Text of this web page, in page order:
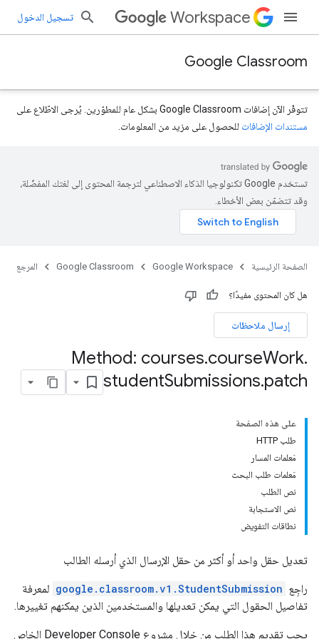
Workspace تسجيل الدخول
Google Classroom
تتوفّر الآن إضافات Google Classroom بشكل عام للمطوّرين. يُرجى الاطّلاع على
مستندات الإضافات للحصول على مزيد من المعلومات.
تستخدم Google تكنولوجيا الذكاء الاصطناعي لترجمة المحتوى إلى لغتك المفضّلة،
وقد تتضمّن بعض الأخطاء.
الصفحة الرئيسية Google Workspace
Google Classroom المرجع
هل كان المحتوى مفيدًا؟
إرسال ملاحظات
Method: courses.courseWork.
studentSubmissions.patch
على هذه الصفحة
طلب HTTP
مَعلمات المسار
مَعلمات طلب البحث
نص الطلب
نص الاستجابة
نطاقات التفويض
تعديل حقل واحد أو أكثر من حقل الإرسال الذي أرسله الطالب
راجِع google.classroom.v1.StudentSubmission لمعرفة
تفاصيل الحقول التي يمكن تعديلها والمستخدمين الذين يمكنهم تغييرها.
يجب تقديم هذا الطلب من خلال مشروع Developer Console الخاص